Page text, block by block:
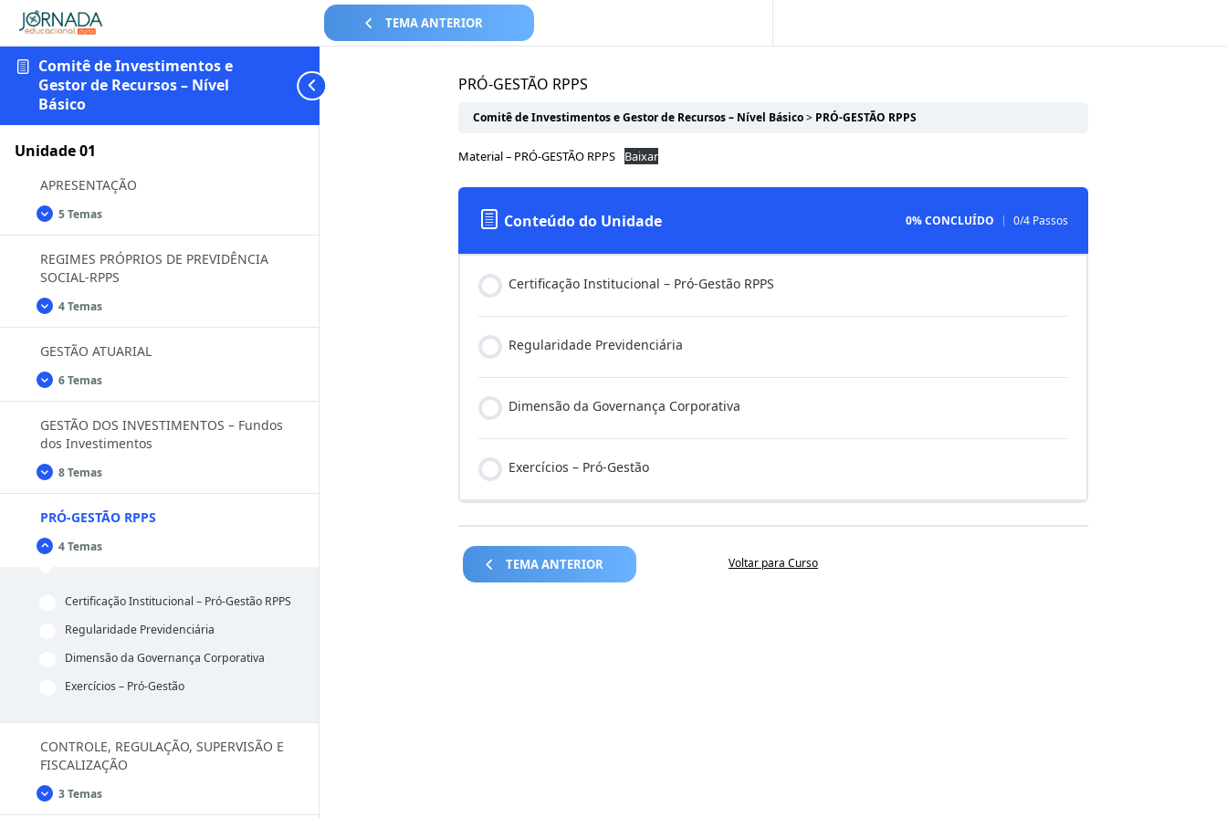
Comitê de Investimentos e
Gestor de Recursos – Nível
Básico
Unidade 01
APRESENTAÇÃO
Expandir
APRESENTAÇÃO
5 Temas
REGIMES PRÓPRIOS DE PREVIDÊNCIA
SOCIAL-RPPS
Expandir
REGIMES
PRÓPRIOS
PREVIDÊNCIA
RPPS
4 Temas
GESTÃO ATUARIAL
Expandir
GESTÃO
ATUARIAL
6 Temas
GESTÃO DOS INVESTIMENTOS – Fundos
dos Investimentos
Expandir
GESTÃO
DOS
dos
8 Temas
PRÓ-GESTÃO RPPS
Fechar
PRÓ-4 Temas
Certificação Institucional – Pró-Gestão RPPS
Regularidade Previdenciária
Dimensão da Governança Corporativa
Exercícios – Pró-Gestão
CONTROLE, REGULAÇÃO, SUPERVISÃO E
FISCALIZAÇÃO
Expandir
CONTROLE,
REGULAÇÃO,
3 Temas
TEMA ANTERIOR
PRÓ-GESTÃO RPPS
Comitê de Investimentos e Gestor de Recursos – Nível Básico PRÓ-GESTÃO RPPS
Material – PRÓ-GESTÃO RPPS Baixar
Conteúdo do Unidade 0% CONCLUÍDO 0/4 Passos
Certificação Institucional – Pró-Gestão RPPS
Regularidade Previdenciária
Dimensão da Governança Corporativa
Exercícios – Pró-Gestão
TEMA ANTERIOR Voltar para Curso